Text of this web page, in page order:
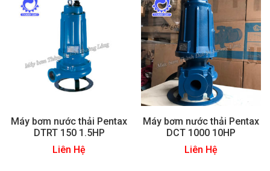
Máy bơm nước thải Pentax
DTRT 150 1.5HP
Liên Hệ
Máy bơm nước thải Pentax
DCT 1000 10HP
Liên Hệ